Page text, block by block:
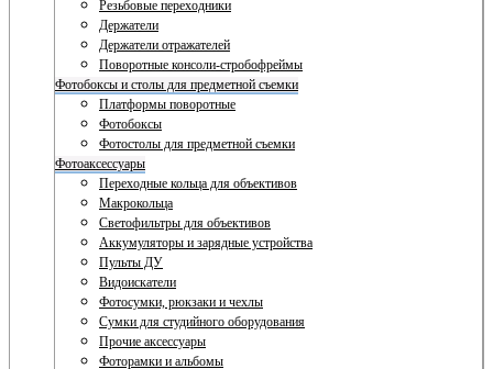
Резьбовые переходники
Держатели
Держатели отражателей
Поворотные консоли-стробофреймы
Фотобоксы и столы для предметной съемки
Платформы поворотные
Фотобоксы
Фотостолы для предметной съемки
Фотоаксессуары
Переходные кольца для объективов
Макрокольца
Светофильтры для объективов
Аккумуляторы и зарядные устройства
Пульты ДУ
Видоискатели
Фотосумки, рюкзаки и чехлы
Сумки для студийного оборудования
Прочие аксессуары
Фоторамки и альбомы